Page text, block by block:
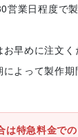
営業日程度で
早めに注文く
よって製作
は特急料金で